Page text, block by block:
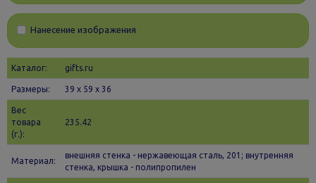
Нанесение изображения
Каталог: gifts.ru
Размеры: 39 х 59 x 36
Вес
товара
(г.):
235.42
Материал:
внешняя стенка - нержавеющая сталь, 201; внутренняя
стенка, крышка - полипропилен